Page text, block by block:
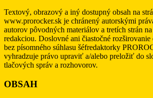
Textový, obrazový a iný dostupný obsah na
www.prorocker.sk je chránený autorskými
autorov pôvodných materiálov a tretích strán
redakciou. Doslovné ani čiastočné rozširovanie
bez písomného súhlasu šéfredaktorky
vyhradzuje právo upraviť a/alebo preložiť do
tlačových správ a rozhovorov.
OBSAH